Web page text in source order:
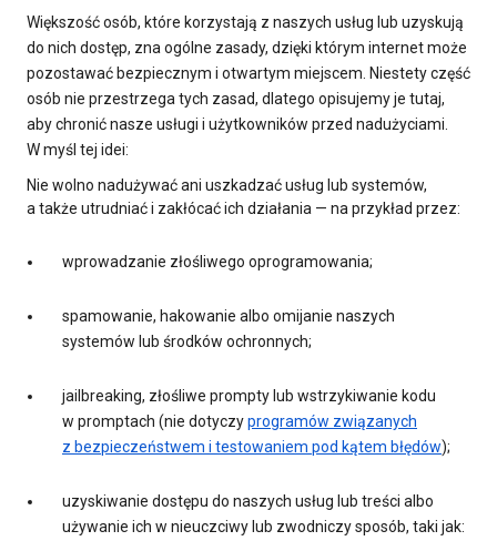
Większość osób, które korzystają z naszych usług lub uzyskują
do nich dostęp, zna ogólne zasady, dzięki którym internet może
pozostawać bezpiecznym i otwartym miejscem. Niestety część
osób nie przestrzega tych zasad, dlatego opisujemy je tutaj,
aby chronić nasze usługi i użytkowników przed nadużyciami.
W myśl tej idei:
Nie wolno nadużywać ani uszkadzać usług lub systemów,
a także utrudniać i zakłócać ich działania — na przykład przez:
wprowadzanie złośliwego oprogramowania;
spamowanie, hakowanie albo omijanie naszych
systemów lub środków ochronnych;
jailbreaking, złośliwe prompty lub wstrzykiwanie kodu
w promptach (nie dotyczyprogramów związanych
z bezpieczeństwem i testowaniem pod kątem błędów);
uzyskiwanie dostępu do naszych usług lub treści albo
używanie ich w nieuczciwy lub zwodniczy sposób, taki jak: